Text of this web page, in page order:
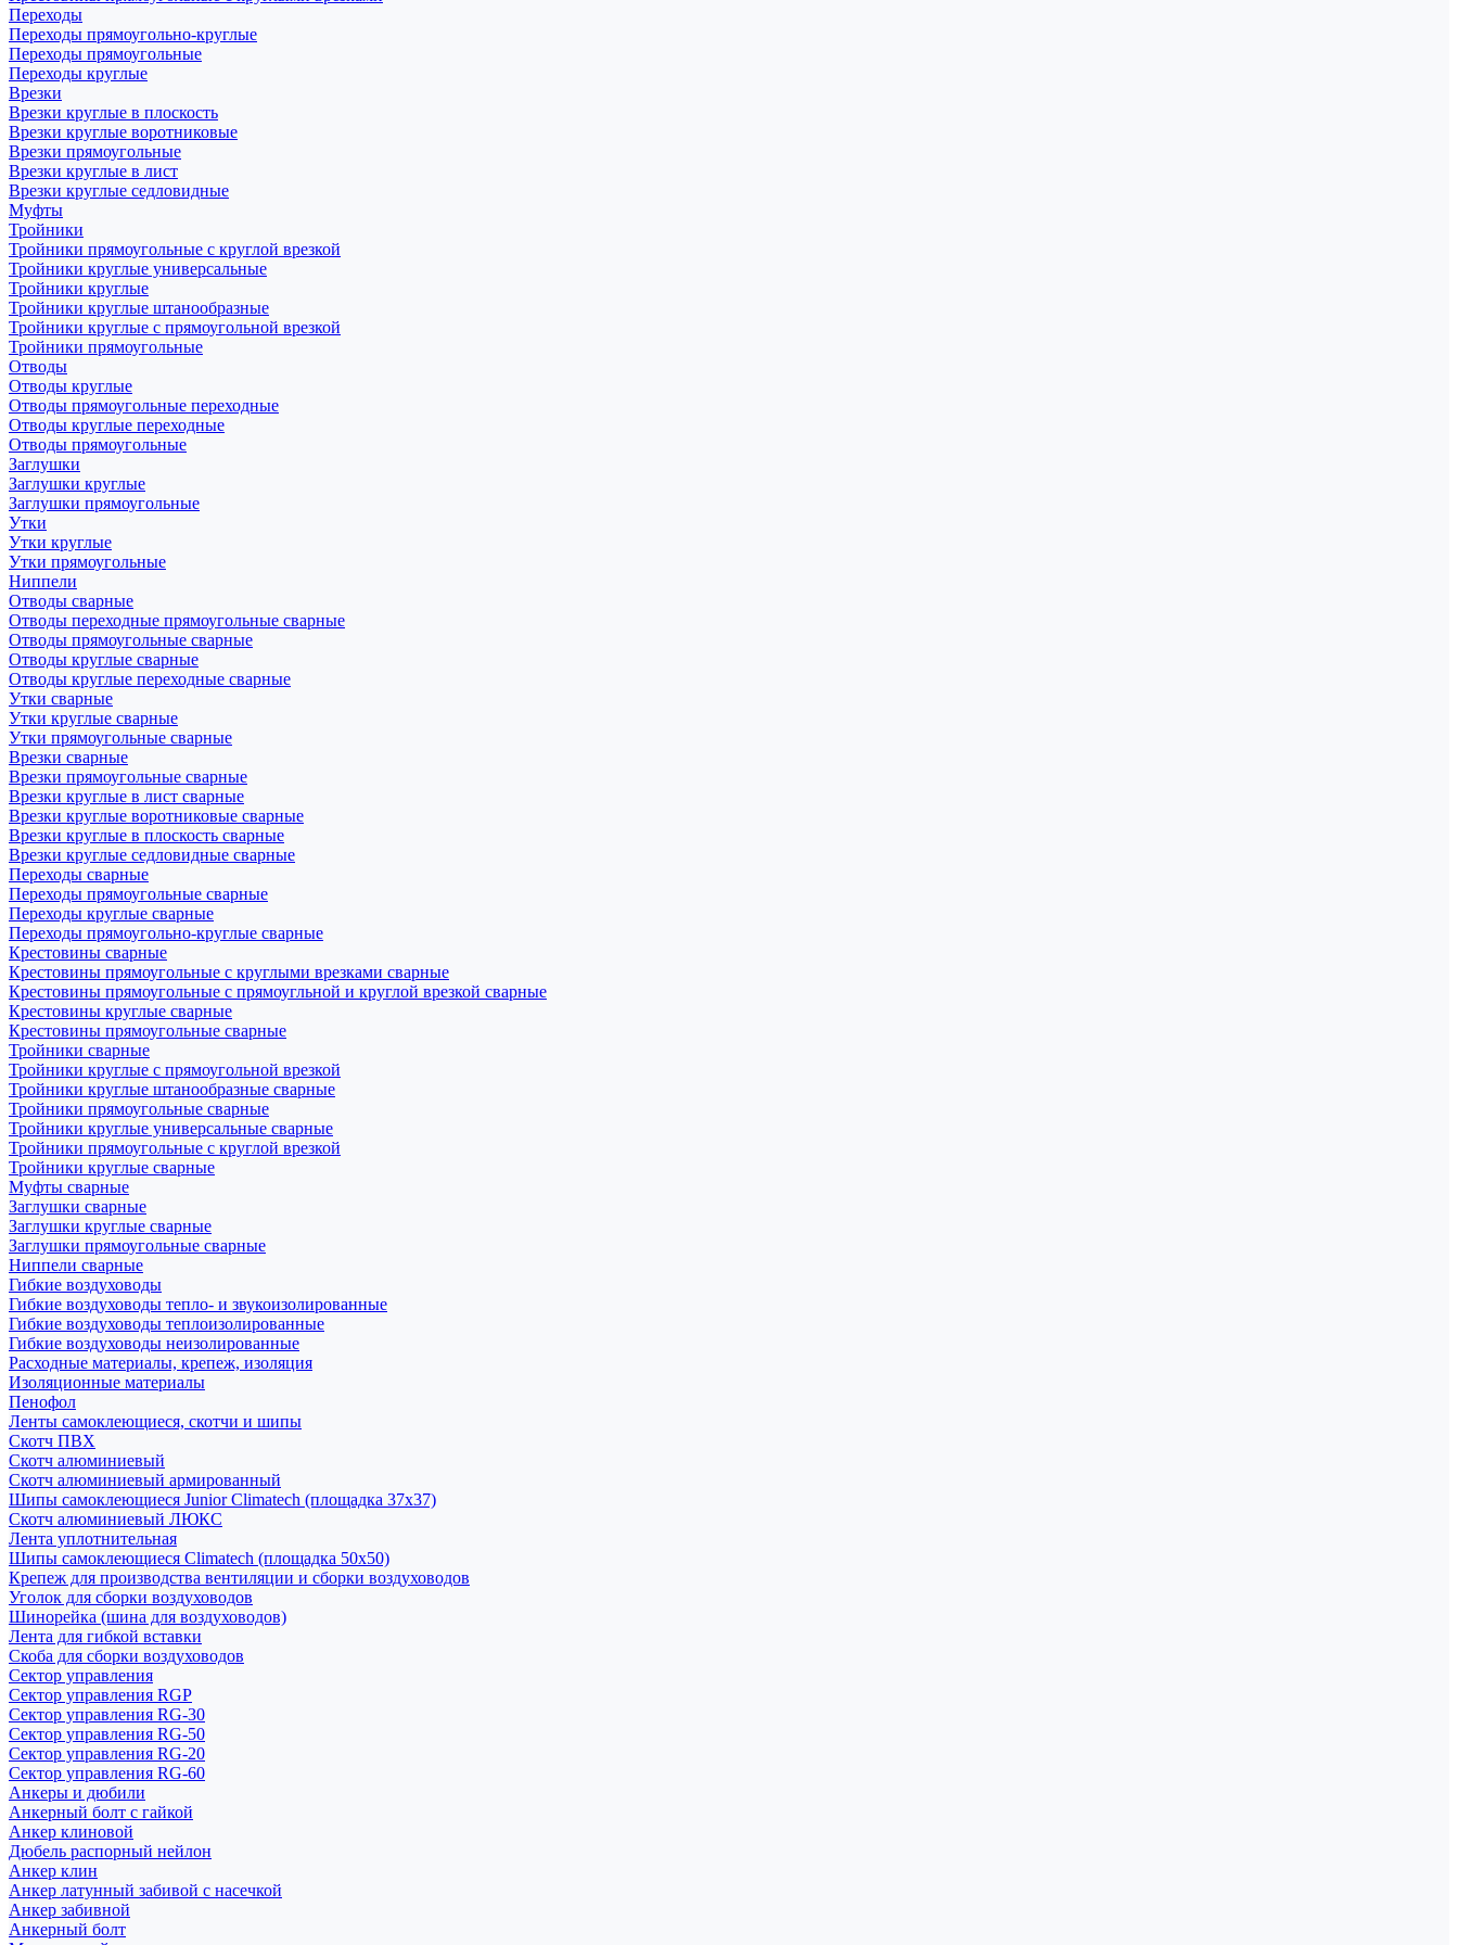
Переходы
Переходы прямоугольно-круглые
Переходы прямоугольные
Переходы круглые
Врезки
Врезки круглые в плоскость
Врезки круглые воротниковые
Врезки прямоугольные
Врезки круглые в лист
Врезки круглые седловидные
Муфты
Тройники
Тройники прямоугольные с круглой врезкой
Тройники круглые универсальные
Тройники круглые
Тройники круглые штанообразные
Тройники круглые с прямоугольной врезкой
Тройники прямоугольные
Отводы
Отводы круглые
Отводы прямоугольные переходные
Отводы круглые переходные
Отводы прямоугольные
Заглушки
Заглушки круглые
Заглушки прямоугольные
Утки
Утки круглые
Утки прямоугольные
Ниппели
Отводы сварные
Отводы переходные прямоугольные сварные
Отводы прямоугольные сварные
Отводы круглые сварные
Отводы круглые переходные сварные
Утки сварные
Утки круглые сварные
Утки прямоугольные сварные
Врезки сварные
Врезки прямоугольные сварные
Врезки круглые в лист сварные
Врезки круглые воротниковые сварные
Врезки круглые в плоскость сварные
Врезки круглые седловидные сварные
Переходы сварные
Переходы прямоугольные сварные
Переходы круглые сварные
Переходы прямоугольно-круглые сварные
Крестовины сварные
Крестовины прямоугольные с круглыми врезками сварные
Крестовины прямоугольные с прямоугльной и круглой врезкой сварные
Крестовины круглые сварные
Крестовины прямоугольные сварные
Тройники сварные
Тройники круглые с прямоугольной врезкой
Тройники круглые штанообразные сварные
Тройники прямоугольные сварные
Тройники круглые универсальные сварные
Тройники прямоугольные с круглой врезкой
Тройники круглые сварные
Муфты сварные
Заглушки сварные
Заглушки круглые сварные
Заглушки прямоугольные сварные
Ниппели сварные
Гибкие воздуховоды
Гибкие воздуховоды тепло- и звукоизолированные
Гибкие воздуховоды теплоизолированные
Гибкие воздуховоды неизолированные
Расходные материалы, крепеж, изоляция
Изоляционные материалы
Пенофол
Ленты самоклеющиеся, скотчи и шипы
Скотч ПВХ
Скотч алюминиевый
Скотч алюминиевый армированный
Шипы самоклеющиеся Junior Climatech (площадка 37х37)
Скотч алюминиевый ЛЮКС
Лента уплотнительная
Шипы самоклеющиеся Climatech (площадка 50х50)
Крепеж для производства вентиляции и сборки воздуховодов
Уголок для сборки воздуховодов
Шинорейка (шина для воздуховодов)
Лента для гибкой вставки
Скоба для сборки воздуховодов
Сектор управления
Сектор управления RGP
Сектор управления RG-30
Сектор управления RG-50
Сектор управления RG-20
Сектор управления RG-60
Анкеры и дюбили
Анкерный болт с гайкой
Анкер клиновой
Дюбель распорный нейлон
Анкер клин
Анкер латунный забивой с насечкой
Анкер забивной
Анкерный болт